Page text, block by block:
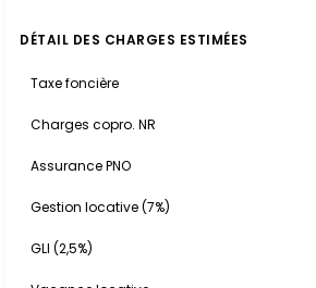
DÉTAIL DES CHARGES ESTIMÉES
Taxe foncière
Charges copro. NR
Assurance PNO
Gestion locative (7%)
GLI (2,5%)